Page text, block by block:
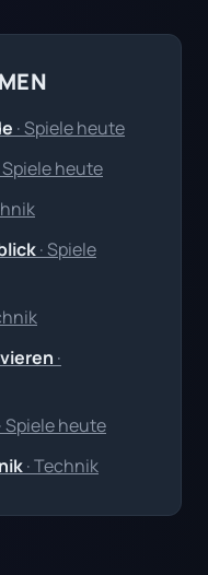
· Spiele heute
Spiele heute
· Spiele
·
· Spiele heute
· Technik